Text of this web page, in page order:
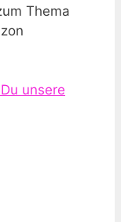
Thema
unsere